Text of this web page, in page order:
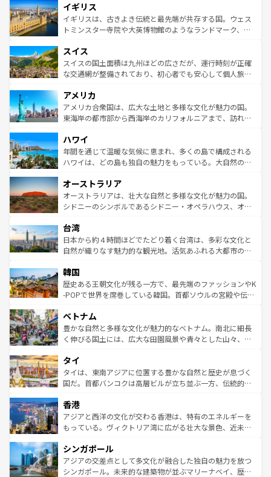
いる。シャンパンの発祥地であるランス、プロヴァンスの
香り高いラベンダー畑など、多彩な楽しみ方が可能だ。さ
らに、パリ以外の地域にも魅力が溢れており、どの街角に
れる地方に足を運ぶとそれぞれで全く異なる文化を体験で
きるだろう。 なお、新着のフランス情報はコンテンツ一覧
を参照してほしい。
顔を持つこの国は、どこを歩いても飽きることがない。ベ
ルリンの文化的活気、バイエルン州のアルプスの絶景、そ
してライン川沿いのワイン畑といった風景は必見。ビール
は、お酒好きな人にはぜひ体験してほしい。 なお、新着の
ドイツ情報はコンテンツ一覧を参照してほしい。
イギリス
イギリスは、古きよき伝統と最先端が共存する国。ウェス
トミンスター寺院や大英博物館のようなランドマーク、歴
リアごとに異なる魅力がある。また、優雅なアフタヌーン
ティー、ビール好きにはたまらない英国パブ、サッカー観
戦など、本場だからこそできる体験も豊富。イギリスを旅
ンツ一覧を参照してほしい。
スイス
スイスの国土面積は九州ほどの広さだが、運行時刻が正確
な交通網が整備されており、初心者でも安心して個人旅行
の建物がそのまま残る町や、スイスならではのユニークな
博物館もあり、アルプス観光だけでなく町歩きも満喫する
ことができる。国民の所得が高いため物価も高いが、旅行
ば市内交通費無料で観光を楽しむこともできる。 なお、新
着のスイス情報はコンテンツ一覧 を参照してほしい。
アメリカ
アメリカ合衆国は、広大な土地と多様な文化が魅力の国。
東海岸の都市部から西海岸のカリフォルニアまで、訪れる
のような巨大都市は、観光、ショッピング、エンターテイ
ンメントが詰まった刺激的なスポットだ。一方、アメリカ
西部には大自然が広がり、グランドキャニオンやイエロー
部のニューオーリンズでは、音楽と美食が融合した独特の
文化が魅力。旅行者はアメリカの各地域で異なる魅力を楽
しみながら、その多様性と豊かな歴史を感じることができ
ならではの贅沢な旅のスタイルだ。 なお、新着のアメリカ
情報はコンテンツ一覧を参照してほしい。
ハワイ
年間を通じて温暖な気候に恵まれ、多くの島で構成される
ハワイは、どの島も独自の魅力をもっている。大自然の神
ワイ島は見逃せない。また、定番の観光地といえばオアフ
島だが、静かな自然を求めるならマウイ島やカウアイ島が
おすすめ。エメラルドグリーンに輝く海をはじめ、豊かな
れるおもてなしの心で訪れる人々を迎えてくれるハワイの
人々、おいしいローカルフードやハワイアンミュージッ
ク、伝統的なフラダンスなど、すべてがハワイの魅力を彩
ワイを、存分に味わってほしい。 なお、新着のハワイ情報
はコンテンツ一覧を参照してほしい。
オーストラリア
オーストラリアは、壮大な自然と多様な文化が魅力の国。
シドニーのシンボルであるシドニー・オペラハウス、オー
リアリーフや大陸中央部にそびえるウルル（エアーズロッ
ク）、タスマニアの美しい原生林やケアンズの熱帯雨林な
ど、見どころがたくさん。また、カフェやワイン、オージ
いる。アクティビティも充実しており、サーフィンやダイ
ビング、ハイキングなど、アウトドア好きにはたまらな
い。オーストラリアの多彩な魅力を存分に味わいつくそ
参照してほしい。
台湾
日本から約４時間ほどでたどり着く台湾は、多彩な文化と
自然が織りなす魅力的な観光地。活気あふれる大都市の台
ン）、静ひつな山岳地帯である台湾東部など、都市の喧騒
と山間の静けさが共存しており、訪れる人に新しい発見と
驚きをもたらしてくれる。また、奥深い台湾の食文化も魅
容にもいいと評判のスイーツなど、バラエティ豊かな料理
が味わえる。 なお、新着の台湾情報は コンテンツ一覧を参
照してほしい。
韓国
歴史ある王朝文化が残る一方で、最先端のファッションやK
-POPで世界を席巻している韓国。首都ソウルの宮殿や伝統
き、地方に足を延ばせば四季折々の自然美を楽しむことが
できる。そして、キムチや焼肉、絶品のストリートフード
まで、さまざまな韓国料理が待っている。夜には、韓国な
リティに包まれながら、韓国の多彩な魅力を心ゆくまで味
わってみてほしい。 なお、新着の韓国情報はコンテンツ一
覧を参照してほしい。
ベトナム
豊かな自然と多様な文化が魅力的なベトナム。南北に細長
く伸びる国土には、広大な田園風景や青々とした山々、世
急速な発展と共に伝統が息づく。ハノイの古い町並みやホ
ーチミン市のフランス統治時代の建物も、独特の雰囲気を
醸し出している。また、バラエティの豊かさとおいしさで
とつ。フォーやバインミー、ベトナムコーヒーなどは、ぜ
ひ現地で味わいたい。どの地域を訪れてもあたたかい人々
が旅行者を迎えてくれるので、きっと忘れられない旅にな
参照してほしい。
タイ
タイは、東南アジアに位置する豊かな自然と歴史が息づく
国だ。首都バンコクは高層ビルが立ち並ぶ一方、伝統的な
の活気が交差している。北部ではチェンマイなどの山岳地
帯で自然と触れ合い、南部ではプーケットやクラビの美し
いビーチでリゾート気分を楽しむことができる。タイ料理
激する。気候は一年中温暖で、どの季節にも異なる楽しみ
が待っている。親しみやすいタイの人々、仏教を中心とし
た文化、そして多様な観光資源が、訪れる旅人を魅了し続
香港
アジアと西洋の文化が交わる香港は、特有のエネルギーを
もっている。ヴィクトリア湾に広がる壮大な景色、近未来
み、どこを訪れても感動するはず。観光スポットが密集し
ており、効率よく見どころを回れるのも魅力。息をのむよ
うな絶景から文化的な体験まで、香港を存分に楽しみ尽く
シンガポール
アジアの交差点として多文化が融合した独自の魅力を放つ
シンガポール。未来的な建築物が並ぶマリーナベイ、歴史